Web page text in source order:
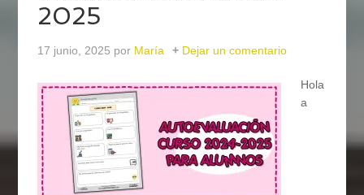
2025
17 junio, 2025 por María Dejar un comentario
Hola
a